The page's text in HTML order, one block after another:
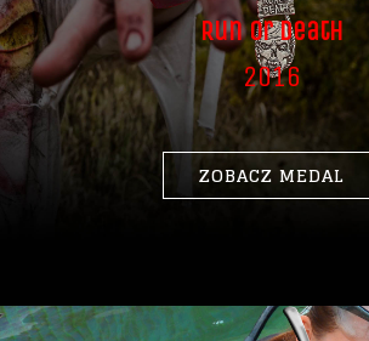
Run Or Death
2016
ZOBACZ MEDAL